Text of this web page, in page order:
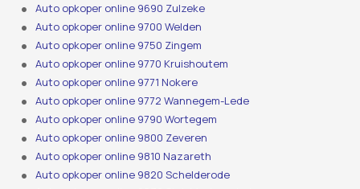
Auto opkoper online 9690 Zulzeke
Auto opkoper online 9700 Welden
Auto opkoper online 9750 Zingem
Auto opkoper online 9770 Kruishoutem
Auto opkoper online 9771 Nokere
Auto opkoper online 9772 Wannegem-Lede
Auto opkoper online 9790 Wortegem
Auto opkoper online 9800 Zeveren
Auto opkoper online 9810 Nazareth
Auto opkoper online 9820 Schelderode